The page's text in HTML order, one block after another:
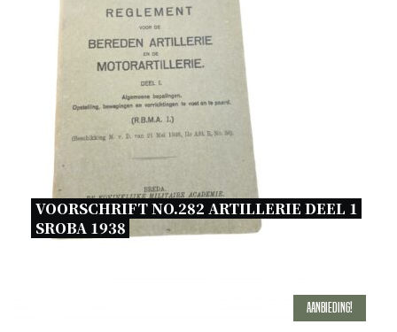
VOORSCHRIFT NO.282 ARTILLERIE DEEL 1
SROBA 1938
Aanbieding!